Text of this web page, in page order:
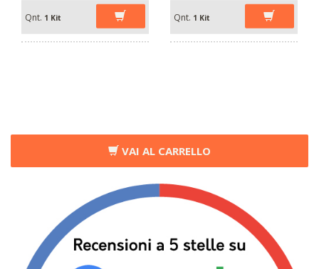
VAI AL CARRELLO
Qnt. 1 Kit
Qnt. 1 Kit